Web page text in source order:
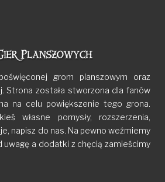
grom planszowym oraz
Strona została stworzona dla fanów
na celu powiększenie tego grona.
własne pomysły, rozszerzenia,
napisz do nas. Na pewno weźmiemy
a dodatki z chęcią zamieścimy